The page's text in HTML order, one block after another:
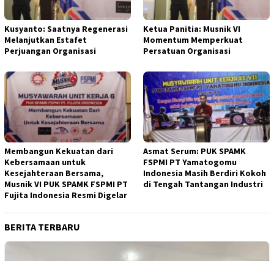
Kusyanto: Saatnya Regenerasi
Melanjutkan Estafet
Perjuangan Organisasi
Ketua Panitia: Musnik VI
Momentum Memperkuat
Persatuan Organisasi
Membangun Kekuatan dari
Kebersamaan untuk
Kesejahteraan Bersama,
Musnik VI PUK SPAMK FSPMI PT
Fujita Indonesia Resmi Digelar
Asmat Serum: PUK SPAMK
FSPMI PT Yamatogomu
Indonesia Masih Berdiri Kokoh
di Tengah Tantangan Industri
BERITA TERBARU